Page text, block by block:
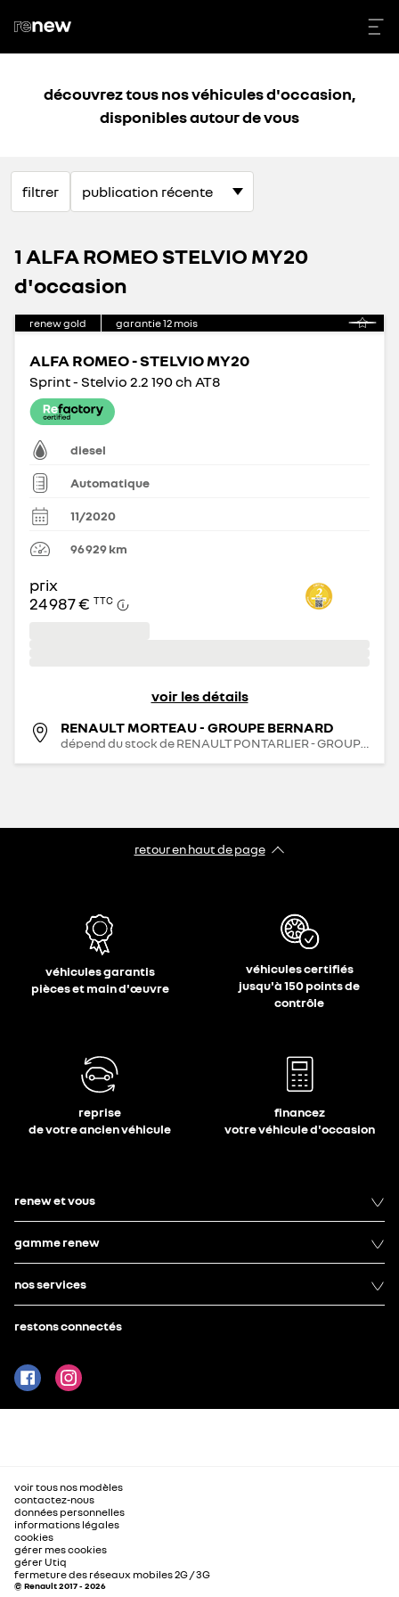
découvrez tous nos véhicules d'occasion,
disponibles autour de vous
filtrer
1 ALFA ROMEO STELVIO MY20
d'occasion
renew gold garantie12 mois
ALFA ROMEO - STELVIO MY20
Sprint - Stelvio 2.2 190 ch AT8
diesel
Automatique
11/2020
96 929km
prix
24 987 € TTC
voir les détails
RENAULT MORTEAU - GROUPE BERNARD
dépend du stock deRENAULT PONTARLIER - GROUPE BERNARD
retour en haut de page​
véhicules garantis
pièces et main d'œuvre
véhicules certifiés
jusqu'à 150 points de
contrôle
reprise
de votre ancien véhicule
financez
votre véhicule d'occasion
renew et vous
gamme renew
nos services
restons connectés
voir tous nos modèles
contactez-nous
données personnelles
informations légales
cookies
gérer mes cookies
gérer Utiq
fermeture des réseaux mobiles 2G / 3G
© Renault 2017 - 2026